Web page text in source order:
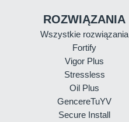
ROZWIĄZANIA
Wszystkie rozwiązania
Fortify
Vigor Plus
Stressless
Oil Plus
GencereTuYV
Secure Install